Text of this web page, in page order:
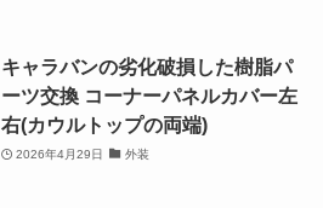
キャラバンの劣化破損した樹脂パ
ーツ交換 コーナーパネルカバー左
右(カウルトップの両端)
2026年4月29日 外装